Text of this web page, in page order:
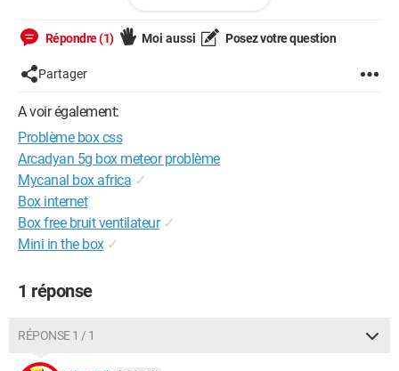
Je voudrais que quand t-on zoom, si l'image est trop grande,
elle reste au milieu et qu'elle soit entamé sur les coté et non
qu'on voie toujours les bouts sur les cotés !
mon code CSS :
{
Répondre (1) Moi aussi Posez votre question
Partager
A voir également:
Problème box css
Arcadyan 5g box meteor problème
Mycanal box africa ✓
Box internet
Box free bruit ventilateur ✓
Mini in the box ✓
1 réponse
RÉPONSE 1 / 1